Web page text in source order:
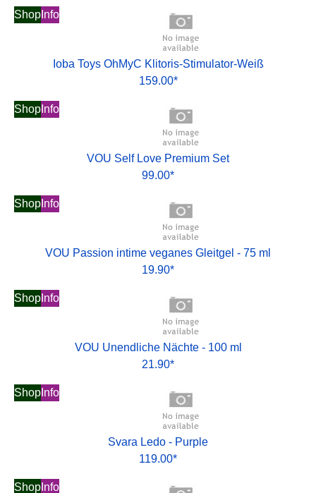
Shop Info
Ioba Toys OhMyC Klitoris-Stimulator-Weiß
159.00*
Shop Info
VOU Self Love Premium Set
99.00*
Shop Info
VOU Passion intime veganes Gleitgel - 75 ml
19.90*
Shop Info
VOU Unendliche Nächte - 100 ml
21.90*
Shop Info
Svara Ledo - Purple
119.00*
Shop Info